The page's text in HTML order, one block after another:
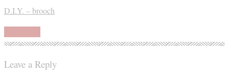
D.I.Y. – brooch
Leave a Reply